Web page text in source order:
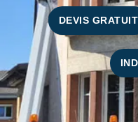
DEVIS GRATUIT